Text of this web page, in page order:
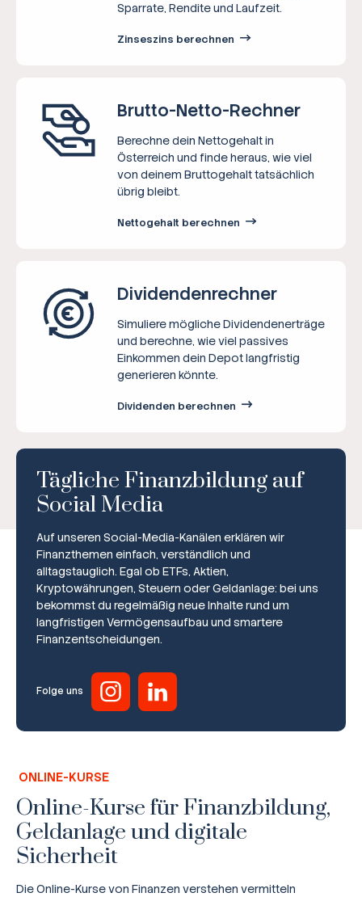
Broker-Vergleich
Ratgeber
Online Kurse
Sparrate, Rendite und Laufzeit.
Zinseszins berechnen
Brutto-Netto-­Rechner
Berechne dein Nettogehalt in
Österreich und finde heraus, wie viel
von deinem Bruttogehalt tatsächlich
übrig bleibt.
Nettogehalt berechnen
Dividenden­rechner
Simuliere mögliche Dividendenerträge
und berechne, wie viel passives
Einkommen dein Depot langfristig
generieren könnte.
Dividenden berechnen
Tägliche Finanzbildung auf
Social Media
Auf unseren Social-Media-Kanälen erklären wir
Finanzthemen einfach, verständlich und
alltagstauglich. Egal ob ETFs, Aktien,
Kryptowährungen, Steuern oder Geldanlage: bei uns
bekommst du regelmäßig neue Inhalte rund um
langfristigen Vermögensaufbau und smartere
Finanzentscheidungen.
Folge uns
ONLINE-KURSE
Online-Kurse für Finanzbildung,
Geldanlage und digitale
Sicherheit
Die Online-Kurse von Finanzen verstehen vermitteln